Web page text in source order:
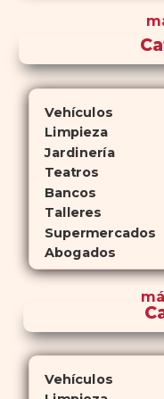
Vehículos
Limpieza
Jardinería
Teatros
Bancos
Talleres
Supermercados
Abogados
Vehículos